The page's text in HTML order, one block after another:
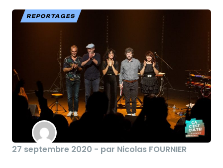
REPORTAGES
27 septembre 2020 - par Nicolas FOURNIER